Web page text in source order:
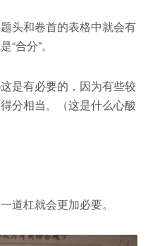
头和卷首的表格中就会有
合分”。
是有必要的，因为有些较
分相当。（这是什么心酸
道杠就会更加必要。